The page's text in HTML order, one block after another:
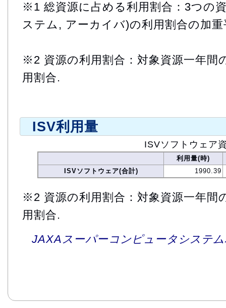
※1 総資源に占める利用割合：3つの
ステム, アーカイバ)の利用割合の加重
※2 資源の利用割合：対象資源一年間
用割合.
ISV利用量
ISVソフトウェア
利用量(時)
ISVソフトウェア(合計)
1990.39
※2 資源の利用割合：対象資源一年間
用割合.
JAXAスーパーコンピュータシステ